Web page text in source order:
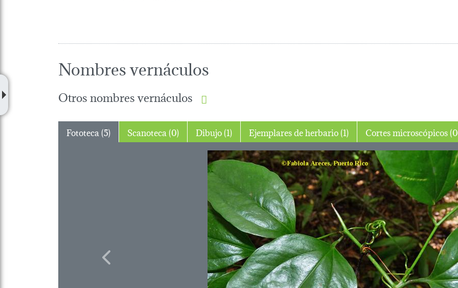
Nombres vernáculos
Otros nombres vernáculos
Fototeca (5) Scanoteca (0) Dibujo (1) Ejemplares de herbario (1) Cortes
Previous